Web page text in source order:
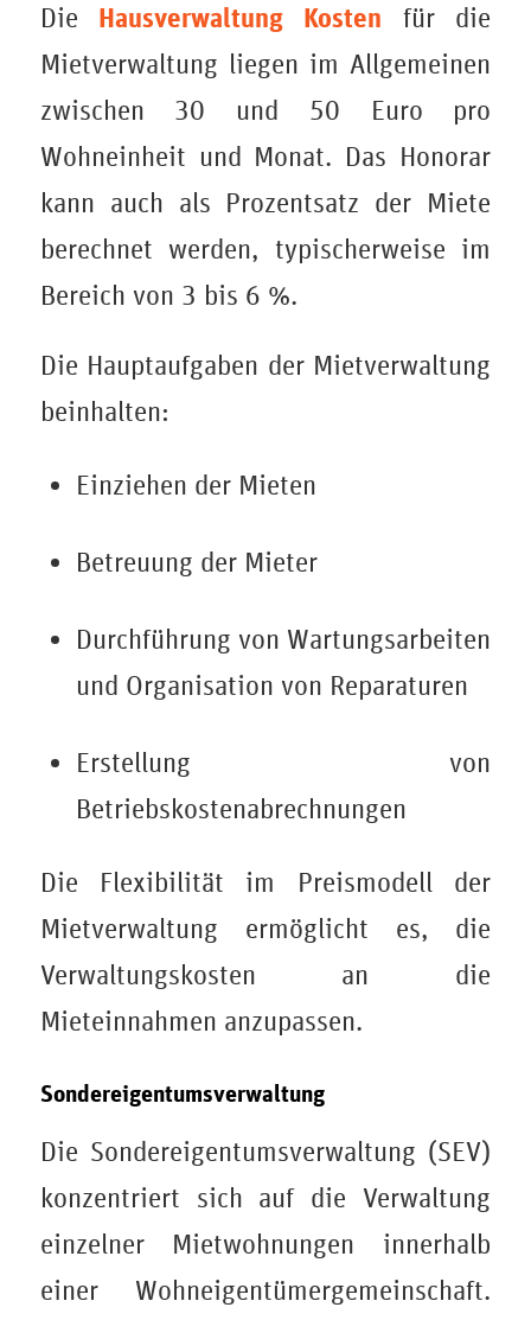
Die Hausverwaltung Kosten für die
Mietverwaltung liegen im Allgemeinen
zwischen 30 und 50 Euro pro
Wohneinheit und Monat. Das Honorar
kann auch als Prozentsatz der Miete
berechnet werden, typischerweise im
Bereich von 3 bis 6 %.
Die Hauptaufgaben der Mietverwaltung
beinhalten:
Einziehen der Mieten
Betreuung der Mieter
Durchführung von Wartungsarbeiten
und Organisation von Reparaturen
Erstellung von
Betriebskostenabrechnungen
Die Flexibilität im Preismodell der
Mietverwaltung ermöglicht es, die
Verwaltungskosten an die
Mieteinnahmen anzupassen.
Sondereigentumsverwaltung
Die Sondereigentumsverwaltung (SEV)
konzentriert sich auf die Verwaltung
einzelner Mietwohnungen innerhalb
einer Wohneigentümergemeinschaft.